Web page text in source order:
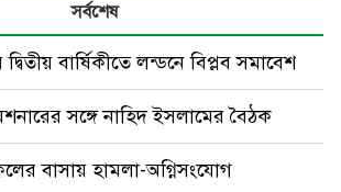
সর্বশেষ
বার্ষিকীতে লন্ডনে বিপ্লব সমাবেশ
সঙ্গে নাহিদ ইসলামের বৈঠক
বাসায় হামলা-অগ্নিসংযোগ